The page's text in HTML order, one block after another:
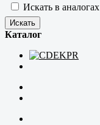
Искать в аналогах
Каталог